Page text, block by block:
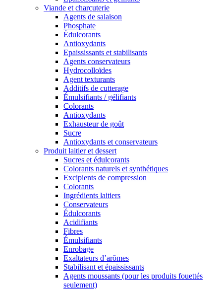
Viande et charcuterie
Agents de salaison
Phosphate
Édulcorants
Antioxydants
Epaississants et stabilisants
Agents conservateurs
Hydrocolloïdes
Agent texturants
Additifs de cutterage
Émulsifiants / gélifiants
Colorants
Antioxydants
Exhausteur de goût
Sucre
Antioxydants et conservateurs
Produit laitier et dessert
Sucres et édulcorants
Colorants naturels et synthétiques
Excipients de compression
Colorants
Ingrédients laitiers
Conservateurs
Édulcorants
Acidifiants
Fibres
Émulsifiants
Enrobage
Exaltateurs d’arômes
Stabilisant et épaississants
Agents moussants (pour les produits fouettés
seulement)